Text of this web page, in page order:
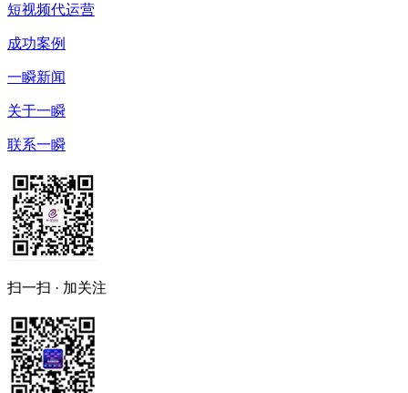
短视频代运营
成功案例
一瞬新闻
关于一瞬
联系一瞬
扫一扫 · 加关注